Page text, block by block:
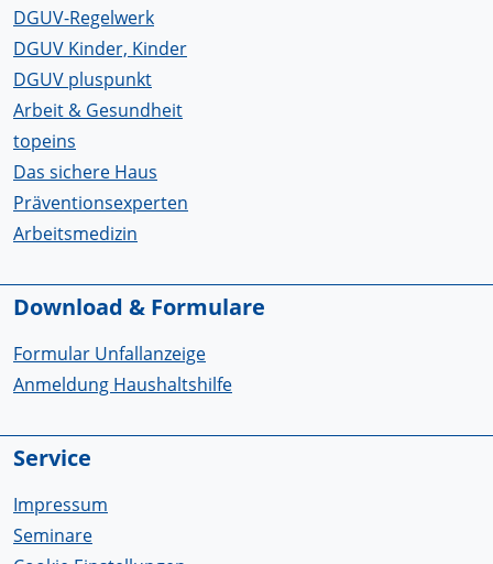
DGUV-Regelwerk
DGUV Kinder, Kinder
DGUV pluspunkt
Arbeit & Gesundheit
topeins
Das sichere Haus
Präventionsexperten
Arbeitsmedizin
Download & Formulare
Formular Unfallanzeige
Anmeldung Haushaltshilfe
Service
Impressum
Seminare